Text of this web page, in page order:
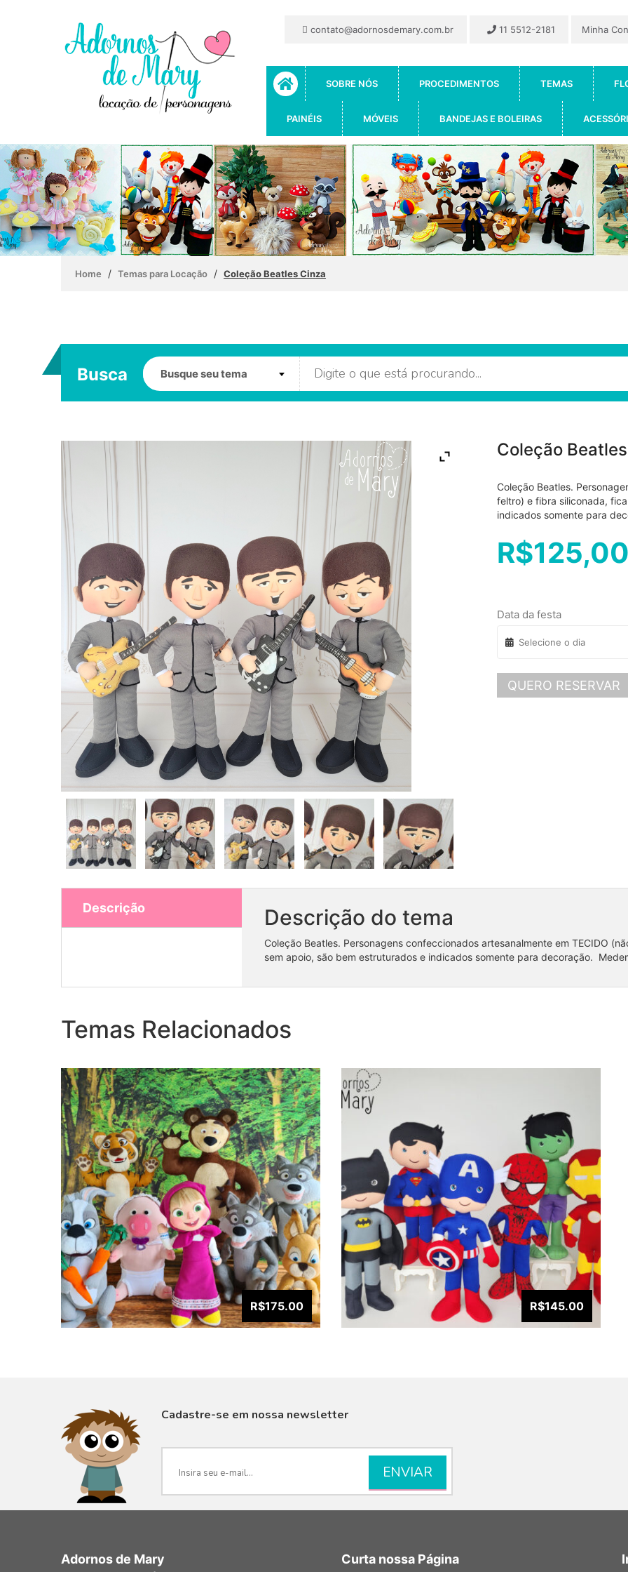
contato@adornosdemary.com.br 11 5512-2181 Minha
SOBRE NÓS PROCEDIMENTOS TEMAS
PAINÉIS MÓVEIS BANDEJAS E BOLEIRAS
Home / Temas para Locação / Coleção Beatles Cinza
Busca
Coleção
Coleção Beatles.
feltro) e fibra siliconada,
indicados somente para
R$125,00
Data da festa
QUERO RESERVAR
Descrição Descrição do tema
Coleção Beatles. Personagens confeccionados artesanalmente em TECIDO
sem apoio, são bem estruturados e indicados somente para decoração.
Temas Relacionados
R$175.00
VISUALIZAR
R$145.00
VISUALIZAR
Cadastre-se em nossa newsletter
Adornos de Mary Curta nossa Página